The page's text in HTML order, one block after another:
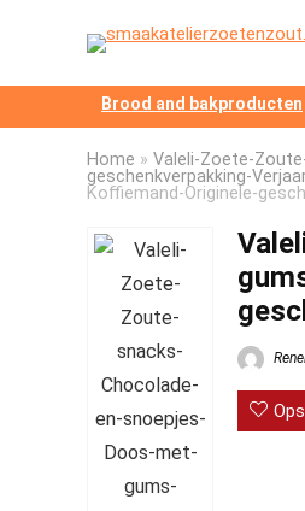
Brood and bakproducten
Home » Valeli-Zoete-
geschenkverpakking-
Koffiemand-Originele-